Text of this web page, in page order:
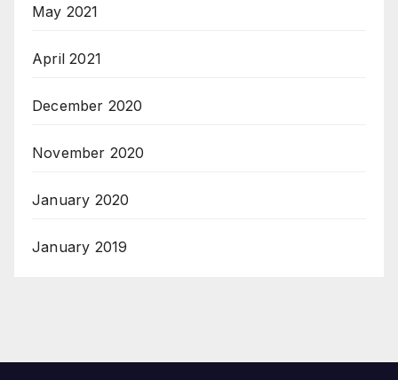
May 2021
April 2021
December 2020
November 2020
January 2020
January 2019